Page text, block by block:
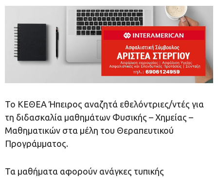
Το ΚΕΘΕΑ Ήπειρος αναζητά εθελόντριες/ντές για
τη διδασκαλία μαθημάτων Φυσικής – Χημείας –
Μαθηματικών στα μέλη του Θεραπευτικού
Προγράμματος.
Τα μαθήματα αφορούν ανάγκες τυπικής